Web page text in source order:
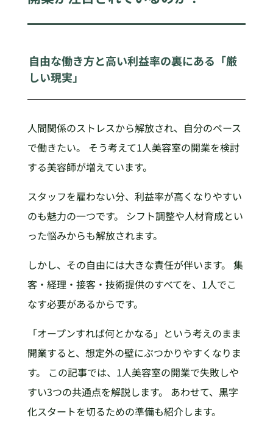
自由な働き方と高い利益率の裏にある「厳
しい現実」
人間関係のストレスから解放され、自分のペース
で働きたい。 そう考えて1人美容室の開業を検討
する美容師が増えています。
スタッフを雇わない分、利益率が高くなりやすい
のも魅力の一つです。 シフト調整や人材育成とい
った悩みからも解放されます。
しかし、その自由には大きな責任が伴います。 集
客・経理・接客・技術提供のすべてを、1人でこ
なす必要があるからです。
「オープンすれば何とかなる」という考えのまま
開業すると、想定外の壁にぶつかりやすくなりま
す。 この記事では、1人美容室の開業で失敗しや
すい3つの共通点を解説します。 あわせて、黒字
化スタートを切るための準備も紹介します。